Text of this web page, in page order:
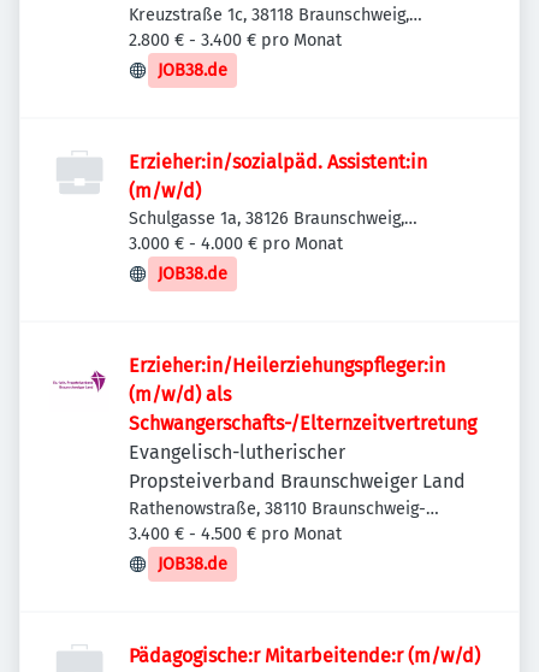
Kreuzstraße 1c, 38118 Braunschweig,
Deutschland
2.800 € - 3.400 € pro Monat
JOB38.de
Erzieher:in/sozialpäd. Assistent:in
(m/w/d)
Schulgasse 1a, 38126 Braunschweig,
Deutschland
3.000 € - 4.000 € pro Monat
JOB38.de
Erzieher:in/Heilerziehungspfleger:in
(m/w/d) als
Schwangerschafts-/Elternzeitvertretung
Evangelisch-lutherischer
Propsteiverband Braunschweiger Land
Rathenowstraße, 38110 Braunschweig-
Wenden-Thune-Harxbüttel, Deutschland
3.400 € - 4.500 € pro Monat
JOB38.de
Pädagogische:r Mitarbeitende:r (m/w/d)